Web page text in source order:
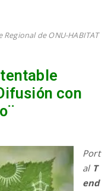
de ONU-HABITAT
con
Port
al T
end